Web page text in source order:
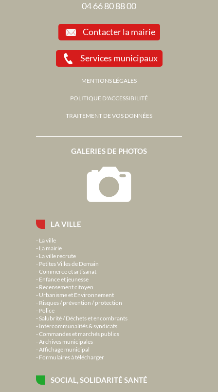
LA VILLE
La ville
La mairie
La ville recrute
Petites Villes de Demain
Commerce et artisanat
Enfance et jeunesse
Recensement citoyen
Urbanisme et Environnement
Risques / prévention / protection
Police
Salubrité / Déchets et encombrants
Intercommunalités & syndicats
Commandes et marchés publics
Archives municipales
Affichage municipal
Formulaires à télécharger
SOCIAL, SOLIDARITÉ SANTÉ
GALERIES DE PHOTOS
04 66 80 88 00
Contacter la mairie
Services municipaux
MENTIONS LÉGALES
POLITIQUE D'ACCESSIBILITÉ
TRAITEMENT DE VOS DONNÉES